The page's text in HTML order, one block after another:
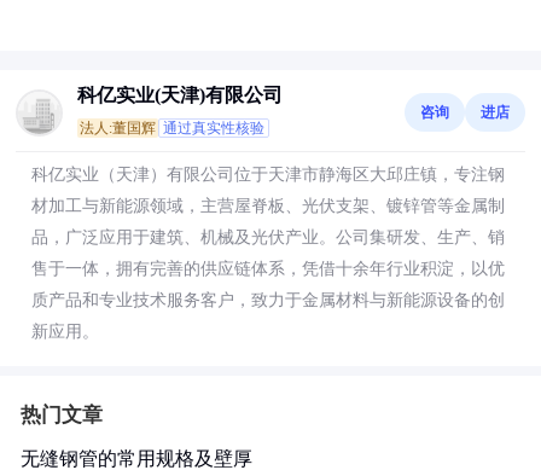
科亿实业(天津)有限公司
法人:董国辉 通过真实性核验
咨询 进店
科亿实业（天津）有限公司位于天津市静海区大邱庄镇，专注钢
材加工与新能源领域，主营屋脊板、光伏支架、镀锌管等金属制
品，广泛应用于建筑、机械及光伏产业。公司集研发、生产、销
售于一体，拥有完善的供应链体系，凭借十余年行业积淀，以优
质产品和专业技术服务客户，致力于金属材料与新能源设备的创
新应用。
热门文章
无缝钢管的常用规格及壁厚